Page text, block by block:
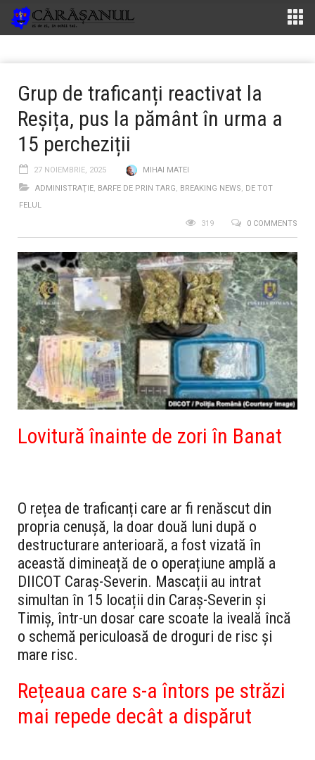
Grup de traficanți reactivat la
Reșița, pus la pământ în urma a
15 percheziții
27 NOIEMBRIE, 2025
MIHAI MATEI
ADMINISTRAŢIE, BARFE DE PRIN TARG, BREAKING NEWS, DE TOT
FELUL
0 COMMENTS
319
Lovitură înainte de zori în Banat
O rețea de traficanți care ar fi renăscut din
propria cenușă, la doar două luni după o
destructurare anterioară, a fost vizată în
această dimineață de o operațiune amplă a
DIICOT Caraș-Severin. Mascații au intrat
simultan în 15 locații din Caraș-Severin și
Timiș, într-un dosar care scoate la iveală încă
o schemă periculoasă de droguri de risc și
mare risc.
Rețeaua care s-a întors pe străzi
mai repede decât a dispărut